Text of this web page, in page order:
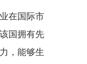
在国际市
国拥有先
，能够生